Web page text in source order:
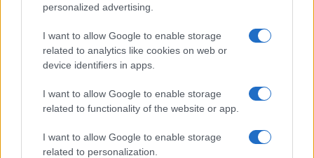
personalized advertising.
I want to allow Google to enable storage
related to analytics like cookies on web or
device identifiers in apps.
I want to allow Google to enable storage
related to functionality of the website or app.
I want to allow Google to enable storage
related to personalization.
Opozorilo:Po 297. členu Kazenskega zakonika je
posameznik kazensko odgovoren za javno spodbujanje
sovraštva, nasilja ali nestrpnosti. Komentarji z žaljivimi,
rasističnimi, diskriminatornimi ali nezakonitimi vsebinami bodo
odstranjeni. Pravila komentiranja →
Failed to fetch